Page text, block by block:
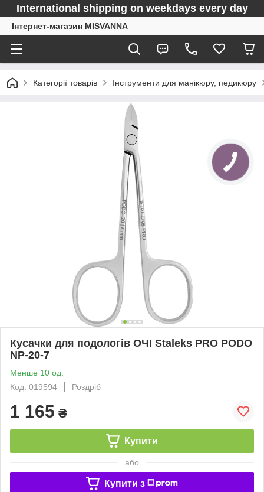
International shipping on weekdays every day
Інтернет-магазин MISVANNA
Категорії товарів Інструменти для манікюру, педикюру
Кусачки для подологів ОЧІ Staleks PRO PODO
NP-20-7
Менше 10 од.
Код: 019594
Роздріб
1 165 ₴
Купити
або
Купити з
КНОПКА
ЗВ'ЯЗКУ